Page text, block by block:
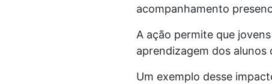
acompanhamento
A ação permite que
aprendizagem dos
Um exemplo desse